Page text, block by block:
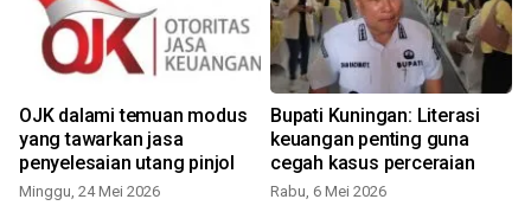
OJK dalami temuan modus
yang tawarkan jasa
penyelesaian utang pinjol
Minggu, 24 Mei 2026
Bupati Kuningan: Literasi
keuangan penting guna
cegah kasus perceraian
Rabu, 6 Mei 2026